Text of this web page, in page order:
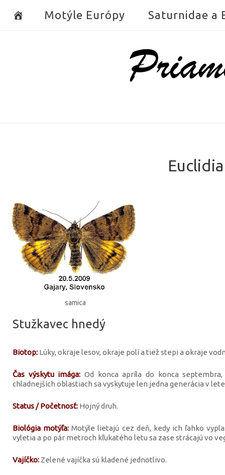
Motýle Európy Saturnidae a
Home
samica
Stužkavec hnedý
Biotop: Lúky, okraje lesov, okraje polí a tiež stepi a okraje
Čas výskytu imága: Od konca apríla do konca
chladnejších oblastiach sa vyskytuje len jedna generácia v
Status / Početnosť: Hojný druh.
Biológia motýľa: Motýle lietajú cez deň, kedy ich ľahko
vyletia a po pár metroch kľukatého letu sa zase strácajú vo
Vajíčko: Zelené vajíčka sú kladené jednotlivo.